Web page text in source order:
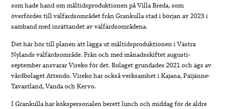
som hade hand om måltidsproduktionen på Villa Breda, som
överfördes till välfärdsområdet från Grankulla stad i början av 2023 i
samband med inrättandet av välfärdsområdena.
Det här hör till planen att lägga ut måltidsproduktionen i Västra
Nylands välfärdsområde. Från och med månadsskiftet augusti-
september ansvarar Vireko för det. Bolaget grundades 2021 och ägs av
vårdbolaget Attendo. Vireko har också verksamhet i Kajana, Päijänne-
Tavastland, Vanda och Kervo.
I Grankulla har kökspersonalen berett lunch och middag för de äldre